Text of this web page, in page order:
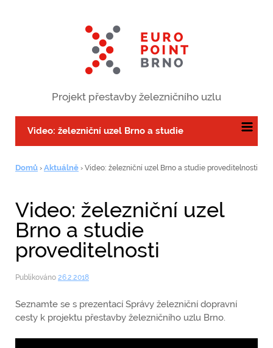
Projekt přestavby železničního uzlu
Video: železniční uzel Brno a studie
Domů › Aktuálně › Video: železniční uzel Brno a studie proveditelnosti
Video: železniční uzel
Brno a studie
proveditelnosti
Publikováno 26.2.2018
Seznamte se s prezentací Správy železniční dopravní
cesty k projektu přestavby železničního uzlu Brno.